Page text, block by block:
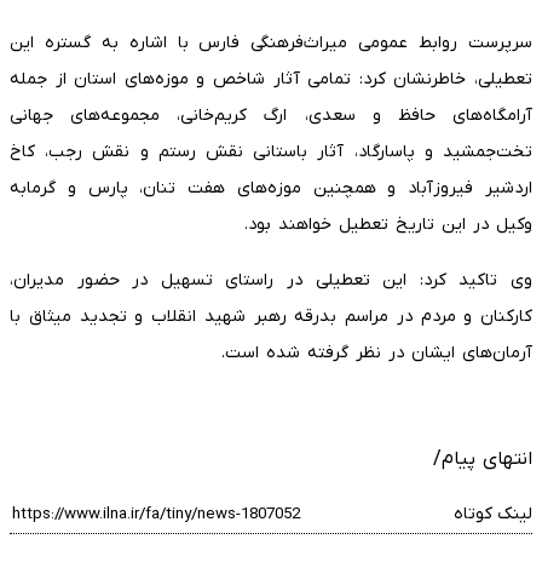
سرپرست روابط عمومی میراث‌فرهنگی فارس با اشاره به گستره این
تعطیلی، خاطرنشان کرد: تمامی آثار شاخص و موزه‌های استان از جمله
آرامگاه‌های حافظ و سعدی، ارگ کریم‌خانی، مجموعه‌های جهانی
تخت‌جمشید و پاسارگاد، آثار باستانی نقش رستم و نقش رجب، کاخ
اردشیر فیروزآباد و همچنین موزه‌های هفت تنان، پارس و گرمابه
وکیل در این تاریخ تعطیل خواهند بود.
وی تاکید کرد: این تعطیلی در راستای تسهیل در حضور مدیران،
کارکنان و مردم در مراسم بدرقه رهبر شهید انقلاب و تجدید میثاق با
آرمان‌های ایشان در نظر گرفته شده است.
انتهای پیام/
لینک کوتاه